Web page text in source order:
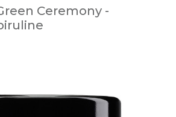
Ceremony -